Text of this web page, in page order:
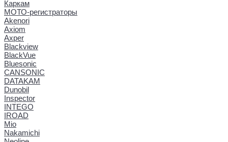
Каркам
МОТО-регистраторы
Akenori
Axiom
Axper
Blackview
BlackVue
Bluesonic
CANSONIC
DATAKAM
Dunobil
Inspector
INTEGO
IROAD
Mio
Nakamichi